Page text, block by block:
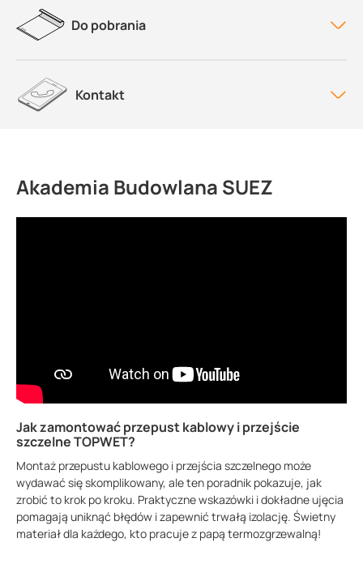
Do pobrania
Kontakt
Akademia Budowlana SUEZ
Jak zamontować przepust kablowy i przejście
szczelne TOPWET?
Montaż przepustu kablowego i przejścia szczelnego może
wydawać się skomplikowany, ale ten poradnik pokazuje, jak
zrobić to krok po kroku. Praktyczne wskazówki i dokładne ujęcia
pomagają uniknąć błędów i zapewnić trwałą izolację. Świetny
materiał dla każdego, kto pracuje z papą termozgrzewalną!